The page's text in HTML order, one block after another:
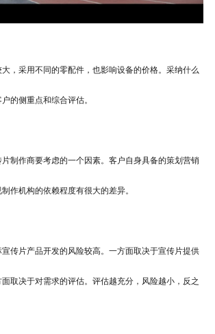
，采用不同的零配件，也影响设备的价格。采纳什么
的侧重点和综合评估。
片制作商要考虑的一个因素。客户自身具备的策划营销
制作机构的依赖程度有很大的差异。
宣传片产品开发的风险较高。一方面取决于宣传片提供
取决于对需求的评估。评估越充分，风险越小，反之